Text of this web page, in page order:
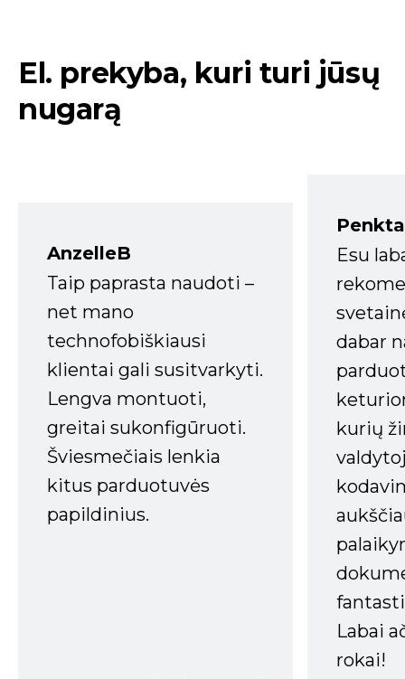
El. prekyba, kuri turi jūsų
nugarą
AnzelleB
Taip paprasta naudoti –
net mano
technofobiškiausi
klientai gali susitvarkyti.
Lengva montuoti,
greitai sukonfigūruoti.
Šviesmečiais lenkia
kitus parduotuvės
papildinius.
Esu
dabar
kurių
Labai
rokai!